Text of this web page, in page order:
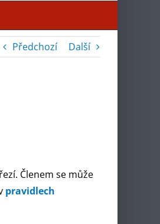
Předchozí Další
Členem se může
pravidlech